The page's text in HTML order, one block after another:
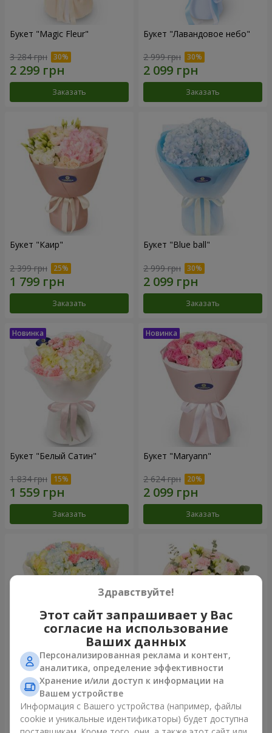
Букет "Magic Fleur"
3 284 грн
Заказать
Букет "Лавандовое небо"
2 999 грн
Заказать
Букет "Каир"
2 399 грн
Заказать
Букет "Blue ball"
2 999 грн
Заказать
Букет "Белый Сатин"
1 834 грн
Заказать
Букет "Maryann"
2 624 грн
Заказать
Букет "Небесная лазурь"
5 014 грн
Заказать
Букет "Secret"
Заказать
Здравствуйте!
Этот сайт запрашивает у Вас
согласие на использование
Ваших данных
Персонализированная реклама и контент,
аналитика, определение эффективности
Хранение и/или доступ к информации на
Вашем устройстве
Информация с Вашего устройства (например, файлы
cookie и уникальные идентификаторы) будет доступна